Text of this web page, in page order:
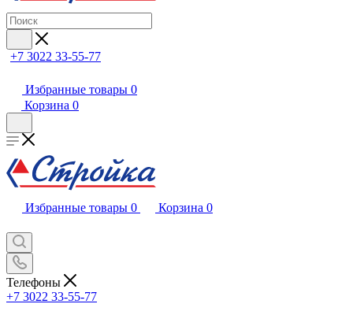
+7 3022 33-55-77
Избранные товары 0
Корзина 0
Избранные товары 0 Корзина 0
Телефоны
+7 3022 33-55-77